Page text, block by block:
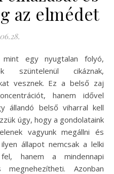
az elmédet
szüntelenül cikáznak,
vesznek. Ez a belső zaj
hanem idővel
állandó belső viharral kell
úgy, hogy a gondolataink
vagyunk megállni és
állapot nemcsak a lelki
hanem a mindennapi
Azonban